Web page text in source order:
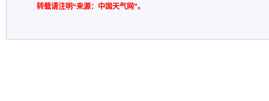
转载请注明“来源：中国天气网”。